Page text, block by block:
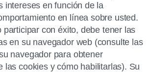
intereses en función de la
en línea sobre usted.
participar con éxito, debe tener las
en su navegador web (consulte las
navegador para obtener
las cookies y cómo habilitarlas). Su